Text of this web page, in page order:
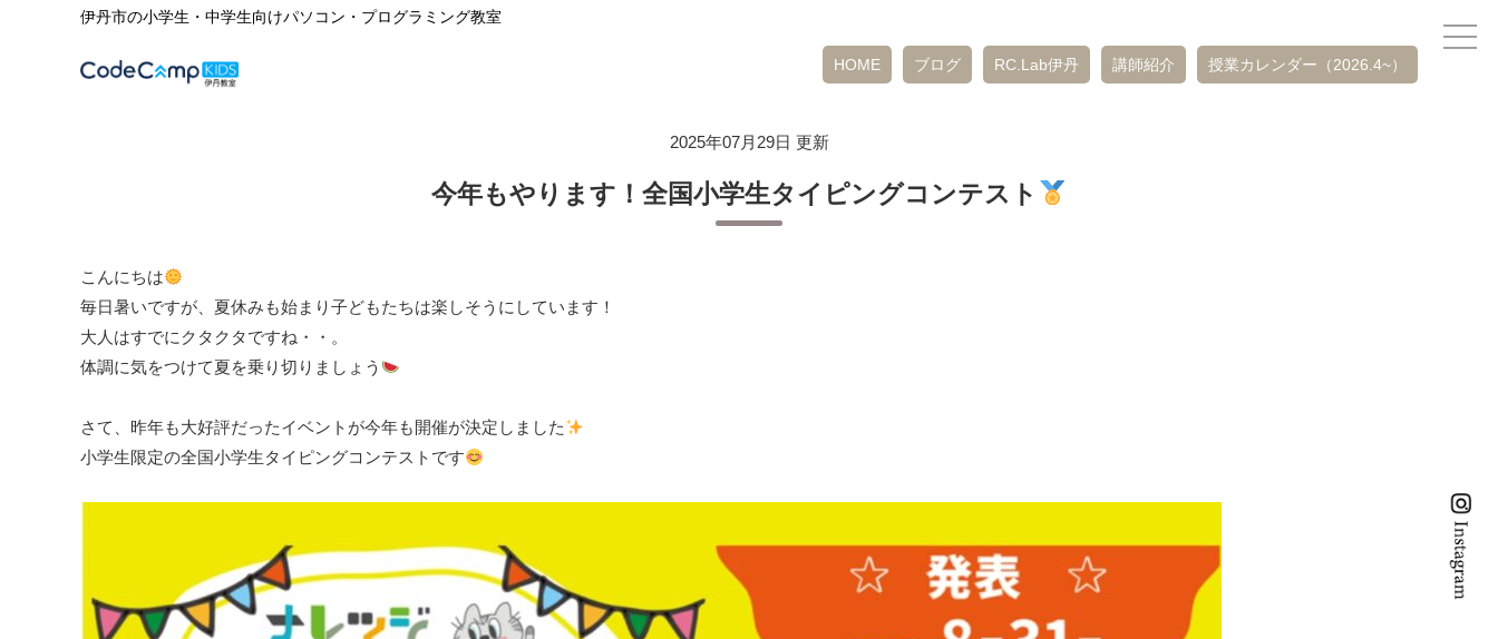
伊丹市の小学生・中学生向けパソコン・プログラミング教室
HOME ブログ RC.Lab伊丹 講師紹介 授業カレンダー（2026.4~）
2025年07月29日 更新
今年もやります！全国小学生タイピングコンテスト
こんにちは
毎日暑いですが、夏休みも始まり子どもたちは楽しそうにしています！
大人はすでにクタクタですね・・。
体調に気をつけて夏を乗り切りましょう
さて、昨年も大好評だったイベントが今年も開催が決定しました
小学生限定の全国小学生タイピングコンテストです